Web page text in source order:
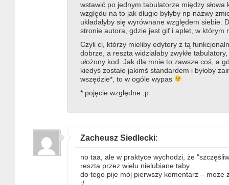
wstawić po jednym tabulatorze między słowa
względu na to jak długie byłyby np nazwy
układałyby się wyrównane względem siebie.
stronie autora, gdzie jest gif i aplet, w którym
Czyli ci, którzy mieliby edytory z tą
dobrze, a reszta widziałaby zwykłe
ułożony kod. Jak dla mnie to zawsze coś, a
kiedyś zostało jakimś standardem i byłoby
wszędzie*, to w ogóle wypas
* pojęcie względne ;p
Zacheusz Siedlecki:
no taa, ale w praktyce wychodzi, że
reszta przez wielu nielubiane taby
do tego pije mój pierwszy komentarz – może
:/